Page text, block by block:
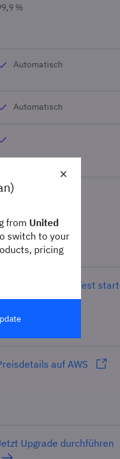
%
Automatisch
Automatisch
Jetzt kostenlosen Test
auf AWS
Upgrade durchführen
×
from United
switch to your
pricing